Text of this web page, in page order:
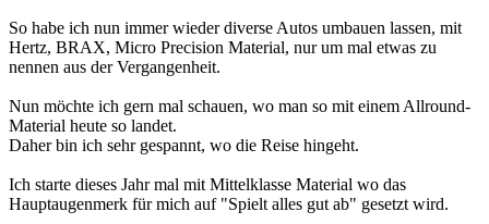
So habe ich nun immer wieder diverse Autos umbauen lassen, mit
Hertz, BRAX, Micro Precision Material, nur um mal etwas zu
nennen aus der Vergangenheit.
Nun möchte ich gern mal schauen, wo man so mit einem Allround-
Material heute so landet.
Daher bin ich sehr gespannt, wo die Reise hingeht.
Ich starte dieses Jahr mal mit Mittelklasse Material wo das
Hauptaugenmerk für mich auf "Spielt alles gut ab" gesetzt wird.